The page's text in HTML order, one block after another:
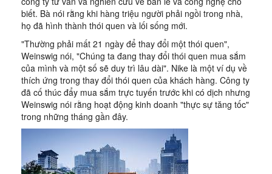
biết. Bà nói rằng khi hàng triệu người phải ngồi trong nhà,
họ đã hình thành thói quen và lối sống mới.
"Thường phải mất 21 ngày để thay đổi một thói quen",
Weinswig nói, "Chúng ta đang thay đổi thói quen mua sắm
của mình và một số sẽ duy trì lâu dài". Nike là một ví dụ về
thích ứng trong thay đổi thói quen của khách hàng. Công ty
đã cố thúc đẩy mua sắm trực tuyến trước khi có dịch nhưng
Weinswig nói rằng hoạt động kinh doanh "thực sự tăng tốc"
trong những tháng gần đây.